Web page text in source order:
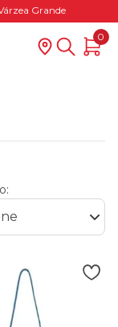
Grande
0